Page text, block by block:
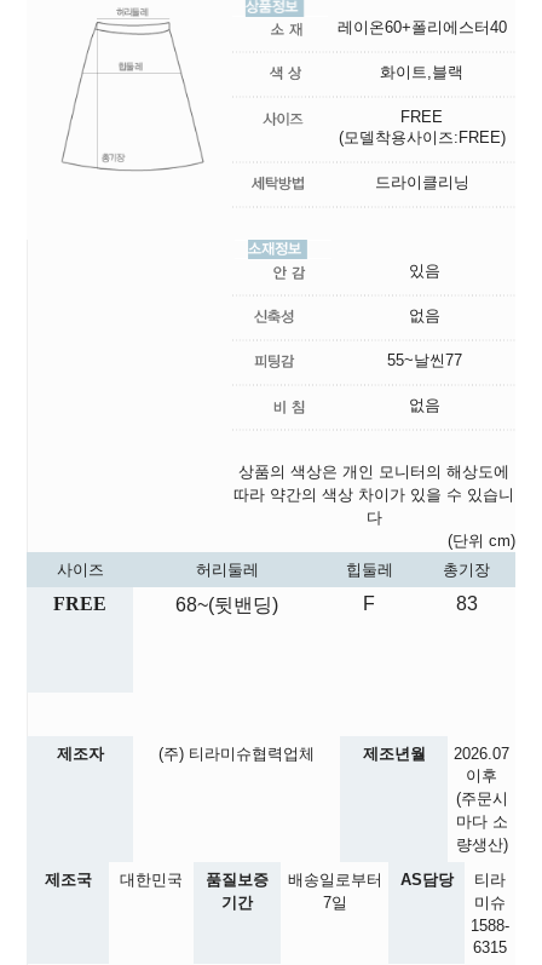
레이온60+폴리에스터40
화이트,블랙
FREE
(모델착용사이즈:FREE)
드라이클리닝
있음
없음
55~날씬77
없음
상품의 색상은 개인 모니터의 해상도에
따라 약간의 색상 차이가 있을 수 있습니
다
(단위 cm)
사이즈
허리둘레 힙둘레 총기장
FREE 68~(뒷밴딩) F 83
제조자 (주) 티라미슈협력업체 제조년월
2026.07
이후
(주문시
마다 소
량생산)
제조국
대한민국
품질보증
기간
배송일로부터
7일
AS담당
티라
미슈
1588-
6315